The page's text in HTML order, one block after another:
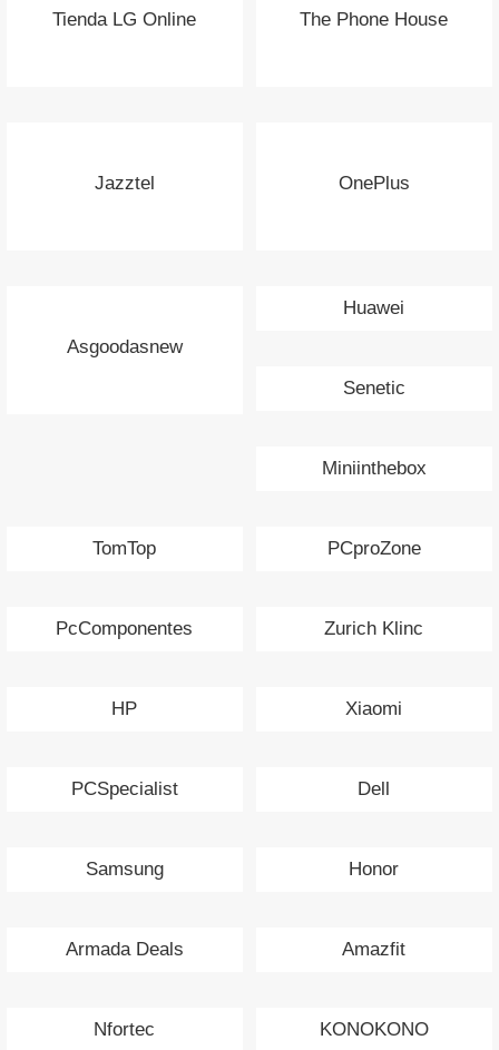
Tienda LG Online The Phone House
Jazztel OnePlus
Asgoodasnew
Huawei
Senetic
Miniinthebox
TomTop PCproZone
PcComponentes Zurich Klinc
HP Xiaomi
PCSpecialist Dell
Samsung Honor
Armada Deals Amazfit
Nfortec KONOKONO